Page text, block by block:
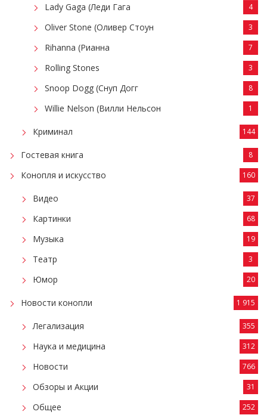
Lady Gaga (Леди Гага 4
Oliver Stone (Оливер Стоун 3
Rihanna (Рианна 7
Rolling Stones 3
Snoop Dogg (Снуп Догг 8
Willie Nelson (Вилли Нельсон 1
Криминал 144
Гостевая книга 8
Конопля и искусство 160
Видео 37
Картинки 68
Музыка 19
Театр 3
Юмор 20
Новости конопли 1 915
Легализация 355
Наука и медицина 312
Новости 766
Обзоры и Акции 31
Общее 252